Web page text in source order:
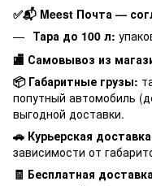
✅📬 Meest Почта —
Тара до 100 л:
🏬 Самовывоз из
📦 Габаритные грузы:
попутный автомобиль
выгодной доставки.
🚗 Курьерская
зависимости от
🧾 Бесплатная